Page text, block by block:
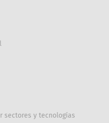
sectores y tecnologías